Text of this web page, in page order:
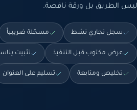
ليس الطريق بل ورقة ناقصة.
سجل تجاري نشط مسجّلة ضريبياً
عرض مكتوب قبل التنفيذ تثبيت
تخليص ومتابعة تسليم على العنوان